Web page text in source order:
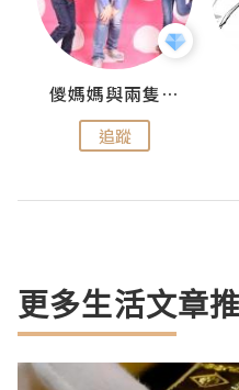
儍媽媽與兩隻小魔怪之家
追蹤
更多生活文章